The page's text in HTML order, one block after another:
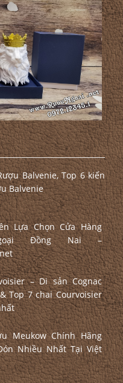
Balvenie, Top 6 kiến
Balvenie
Lựa Chọn Cửa Hàng
Đồng Nai –
– Di sản Cognac
Top 7 chai Courvoisier
Meukow Chính Hãng
Nhiều Nhất Tại Việt